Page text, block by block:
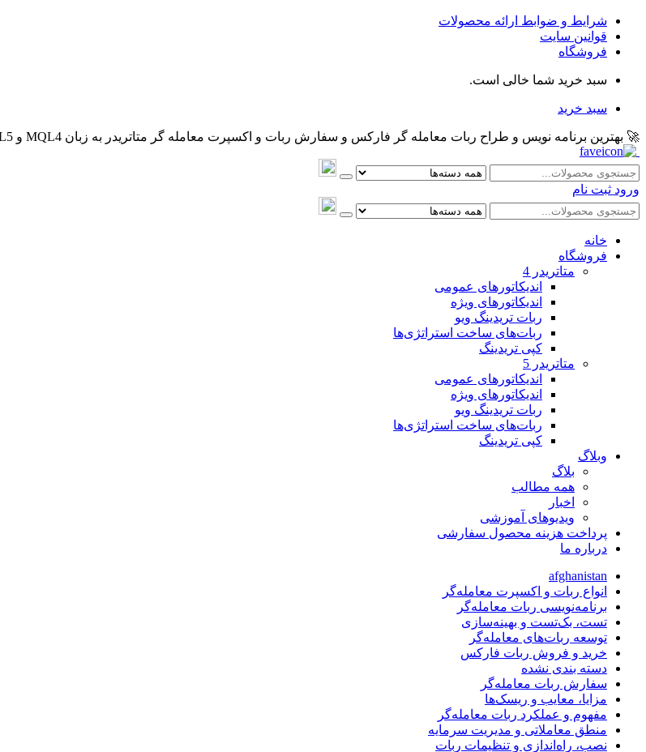
شرایط و ضوابط ارائه محصولات
قوانین سایت
فروشگاه
سبد خرید شما خالی است.
سبد خرید
🚀 بهترین برنامه نویس و طراح ربات معامله گر فارکس و سفارش ربات و اکسپرت معامله گر متاتریدر به زبان MQL4 و MQL5 | متااکسپرت
ورود ثبت نام
خانه
فروشگاه
متاتريدر 4
اندیکاتورهای عمومی
اندیکاتورهای ویژه
ربات تریدینگ ویو
ربات‌های ساخت استراتژی‌ها
کپی تریدینگ
متاتريدر 5
اندیکاتورهای عمومی
اندیکاتورهای ویژه
ربات تریدینگ ویو
ربات‌های ساخت استراتژی‌ها
کپی تریدینگ
وبلاگ
بلاگ
همه مطالب
اخبار
ویدیوهای آموزشی
پرداخت هزینه محصول سفارشی
درباره ما
afghanistan
انواع ربات و اکسپرت معامله‌گر
برنامه‌نویسی ربات معامله‌گر
تست، بک‌تست و بهینه‌سازی
توسعه ربات‌های معامله‌گر
خرید و فروش ربات فارکس
دسته بندی نشده
سفارش ربات معامله‌گر
مزایا، معایب و ریسک‌ها
مفهوم و عملکرد ربات معامله‌گر
منطق معاملاتی و مدیریت سرمایه
نصب، راه‌اندازی و تنظیمات ربات